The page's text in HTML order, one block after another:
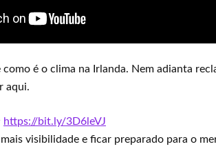
como é o clima na Irlanda. Nem adianta
aqui.
https://bit.ly/3D6leVJ
visibilidade e ficar preparado para o